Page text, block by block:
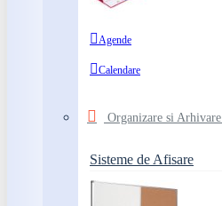
Agende
Calendare
Organizare si Arhivare
Sisteme de Afisare